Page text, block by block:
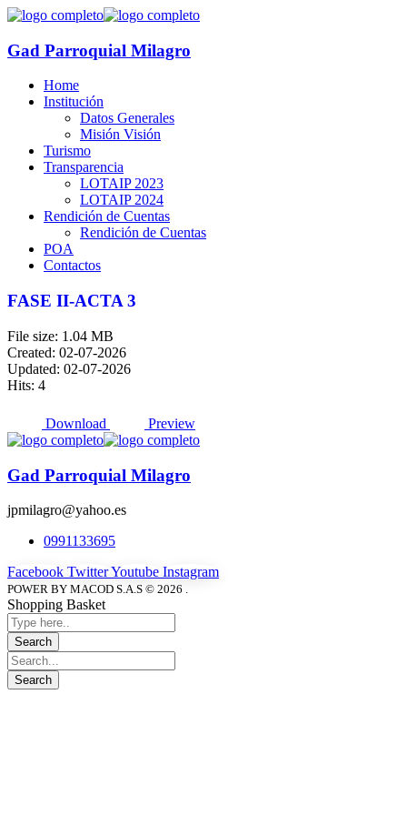
Gad Parroquial Milagro
Home
Institución
Datos Generales
Misión Visión
Turismo
Transparencia
LOTAIP 2023
LOTAIP 2024
Rendición de Cuentas
Rendición de Cuentas
POA
Contactos
FASE II-ACTA 3
File size: 1.04 MB
Created: 02-07-2026
Updated: 02-07-2026
Hits: 4
Download Preview
Gad Parroquial Milagro
jpmilagro@yahoo.es
0991133695
Facebook TwitterYoutube Instagram
POWER BY MACOD S.A.S © 2026 .
Shopping Basket